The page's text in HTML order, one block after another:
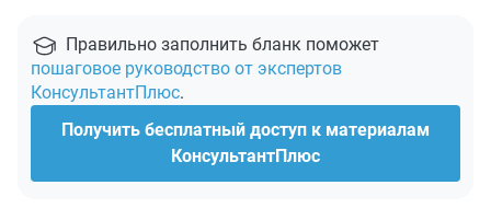
Правильно заполнить бланк поможет
пошаговое руководство от экспертов
КонсультантПлюс.
Получить бесплатный доступ к материалам
КонсультантПлюс